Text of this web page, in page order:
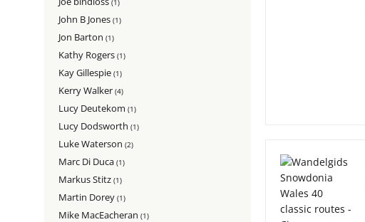
(1)
John B Jones (1)
Jon Barton (1)
Kathy Rogers (1)
Kay Gillespie (1)
Kerry Walker (4)
Lucy Deutekom (1)
Lucy Dodsworth (1)
Luke Waterson (2)
Marc Di Duca (1)
Markus Stitz (1)
Martin Dorey (1)
Mike MacEacheran (1)